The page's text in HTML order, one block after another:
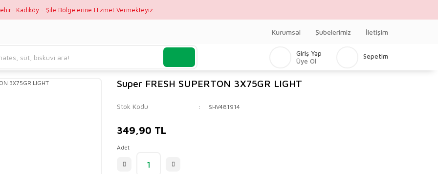
Kadıköy - Şile Bölgelerine Hizmet Vermekteyiz.
Kurumsal Şubelerimiz İletişim
Giriş Yap
Üye Ol
Sepetim
Super FRESH SUPERTON 3X75GR LIGHT
Stok Kodu SHV481914
349,90 TL
Adet